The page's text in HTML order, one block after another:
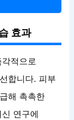
효과
적으로
합니다. 피부
해 촉촉한
연구에